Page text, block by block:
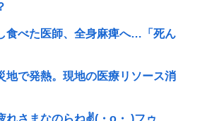
食べた医師、全身麻痺へ…「死ん
地で発熱。現地の医療リソース消